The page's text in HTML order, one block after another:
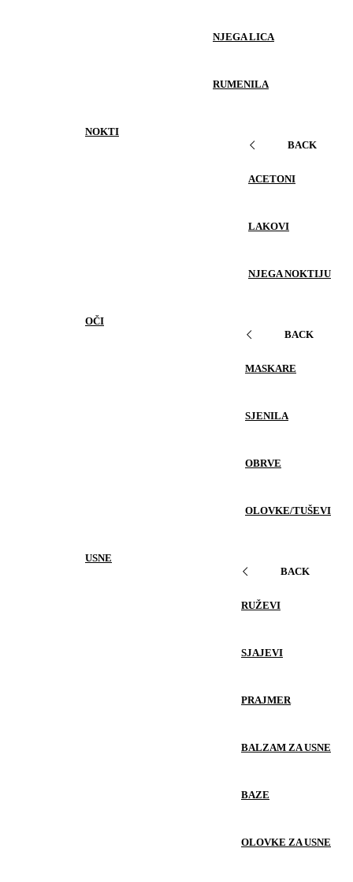
NJEGA LICA
RUMENILA
NOKTI
BACK
ACETONI
LAKOVI
NJEGA NOKTIJU
OČI
BACK
MASKARE
SJENILA
OBRVE
OLOVKE/TUŠEVI
USNE
BACK
RUŽEVI
SJAJEVI
PRAJMER
BALZAM ZA USNE
BAZE
OLOVKE ZA USNE